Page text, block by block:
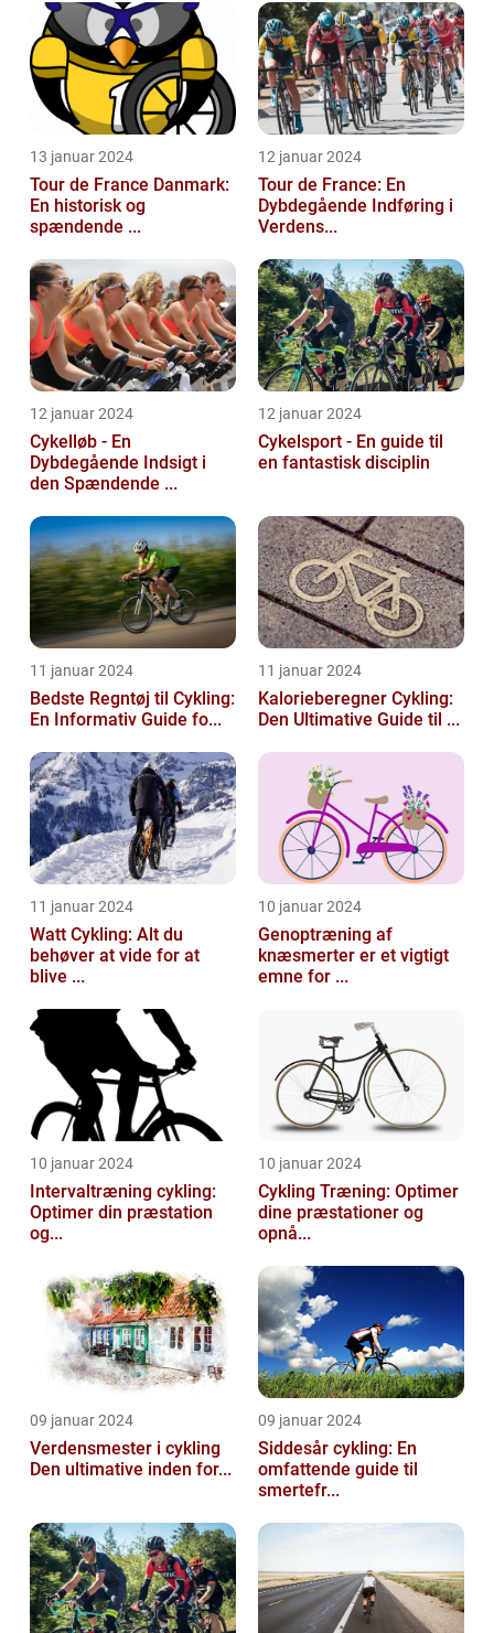
13 januar 2024
Tour de France Danmark:
En historisk og
spændende ...
12 januar 2024
Tour de France: En
Dybdegående Indføring i
Verdens...
12 januar 2024
Cykelløb - En
Dybdegående Indsigt i
den Spændende ...
12 januar 2024
Cykelsport - En guide til
en fantastisk disciplin
11 januar 2024
Bedste Regntøj til Cykling:
En Informativ Guide fo...
11 januar 2024
Kalorieberegner Cykling:
Den Ultimative Guide til ...
11 januar 2024
Watt Cykling: Alt du
behøver at vide for at
blive ...
10 januar 2024
Genoptræning af
knæsmerter er et vigtigt
emne for ...
10 januar 2024
Intervaltræning cykling:
Optimer din præstation
og...
10 januar 2024
Cykling Træning: Optimer
dine præstationer og
opnå...
09 januar 2024
Verdensmester i cykling
Den ultimative inden for...
09 januar 2024
Siddesår cykling: En
omfattende guide til
smertefr...